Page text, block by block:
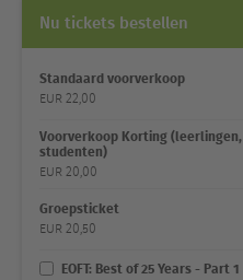
Nu tickets bestellen
Ticketcategorie
en prijs
Hoeveelheid
Standaard voorverkoop
EUR 22,00
Voorverkoop Korting (leerlingen,
studenten)
EUR 20,00
Groepsticket
EUR 20,50
EOFT: Best of 25 Years - Part 1